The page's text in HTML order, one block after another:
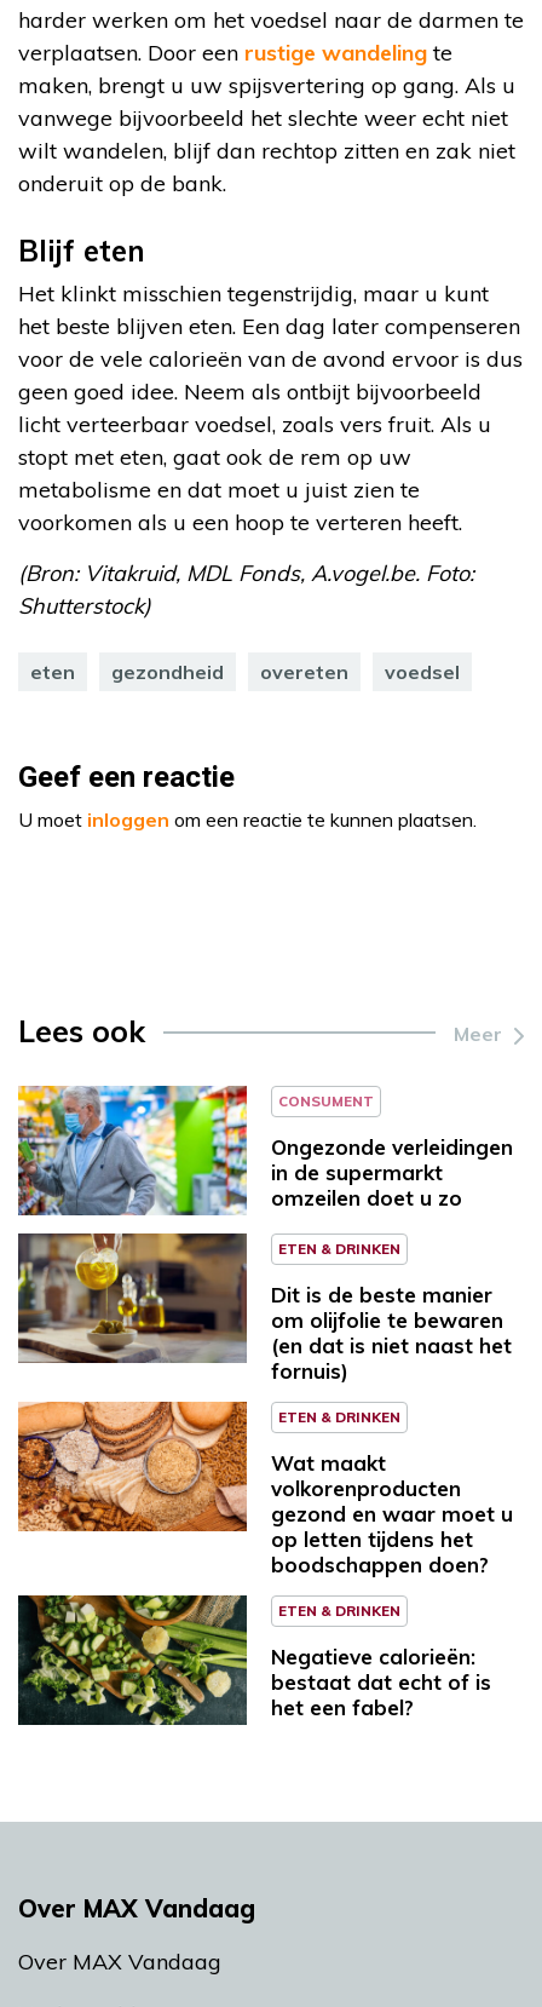
harder werken om het voedsel naar de darmen te
verplaatsen. Door een rustige wandelingte
maken, brengt u uw spijsvertering op gang. Als u
vanwege bijvoorbeeld het slechte weer echt niet
wilt wandelen, blijf dan rechtop zitten en zak niet
onderuit op de bank.
Blijf eten
Het klinkt misschien tegenstrijdig, maar u kunt
het beste blijven eten. Een dag later compenseren
voor de vele calorieën van de avond ervoor is dus
geen goed idee. Neem als ontbijt bijvoorbeeld
licht verteerbaar voedsel, zoals vers fruit. Als u
stopt met eten, gaat ook de rem op uw
metabolisme en dat moet u juist zien te
voorkomen als u een hoop te verteren heeft.
(Bron: Vitakruid, MDL Fonds, A.vogel.be. Foto:
Shutterstock)
eten gezondheid overeten voedsel
Geef een reactie
U moet inloggen om een reactie te kunnen plaatsen.
Lees ook Meer
CONSUMENT
Ongezonde verleidingen
in de supermarkt
omzeilen doet u zo
ETEN & DRINKEN
Dit is de beste manier
om olijfolie te bewaren
(en dat is niet naast het
fornuis)
ETEN & DRINKEN
Wat maakt
volkorenproducten
gezond en waar moet u
op letten tijdens het
boodschappen doen?
ETEN & DRINKEN
Negatieve calorieën:
bestaat dat echt of is
het een fabel?
Over MAX Vandaag
Over MAX Vandaag